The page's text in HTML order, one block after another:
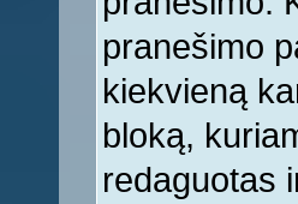
pranešimo
kiekvieną
bloką,
redaguotas